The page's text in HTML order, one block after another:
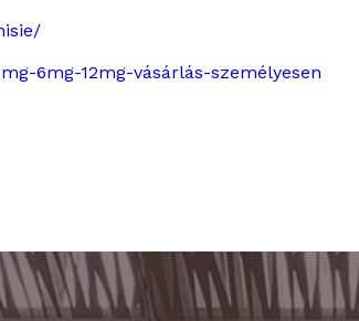
6mg-12mg-vásárlás-személyesen